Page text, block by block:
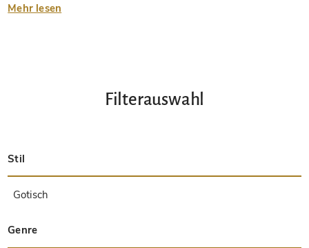
Mehr lesen
Filterauswahl
Stil
Spätantik
Insular
Karolingisch
Ottonisch
Byzantinisch
Romanisch
Gotisch
Genre